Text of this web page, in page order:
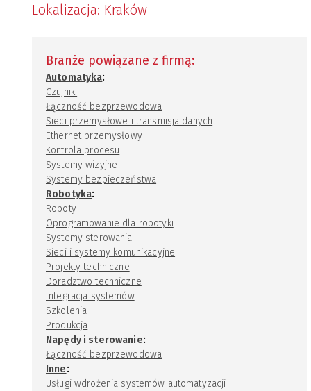
Lokalizacja: Kraków
Branże powiązane z firmą:
Automatyka:
Czujniki
Łączność bezprzewodowa
Sieci przemysłowe i transmisja danych
Ethernet przemysłowy
Kontrola procesu
Systemy wizyjne
Systemy bezpieczeństwa
Robotyka:
Roboty
Oprogramowanie dla robotyki
Systemy sterowania
Sieci i systemy komunikacyjne
Projekty techniczne
Doradztwo techniczne
Integracja systemów
Szkolenia
Produkcja
Napędy i sterowanie:
Łączność bezprzewodowa
Inne:
Usługi wdrożenia systemów automatyzacji